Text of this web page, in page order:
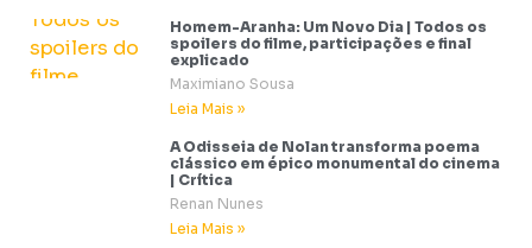
Homem-Aranha: Um Novo Dia | Todos os
spoilers do filme, participações e final
explicado
Maximiano Sousa
Leia Mais »
A Odisseia de Nolan transforma poema
clássico em épico monumental do cinema
| Crítica
Renan Nunes
Leia Mais »